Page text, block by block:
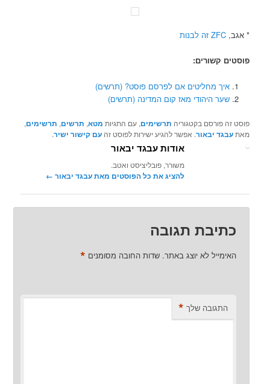
* אגב,ZFC זה לבנות
פוסטים קשורים:
איך מחליטים אם לפרסם פוסט? (תרשים)
שער היהודי מאז קום המדינה (תרשים)
פוסט זה פורסם בקטגוריה תרשימים, עם התגיות מטא, תרשים, תרשימים,
מאתעבגד יבאור. אפשר להגיע ישירות לפוסט זהעם קישור ישיר.
אודות עבגד יבאור
משורר, פובליציסט ואטב.
להציג את כל הפוסטים מאת עבגד יבאור‏ ←
כתיבת תגובה
האימייל לא יוצג באתר. שדות החובה מסומנים *
התגובה שלך *